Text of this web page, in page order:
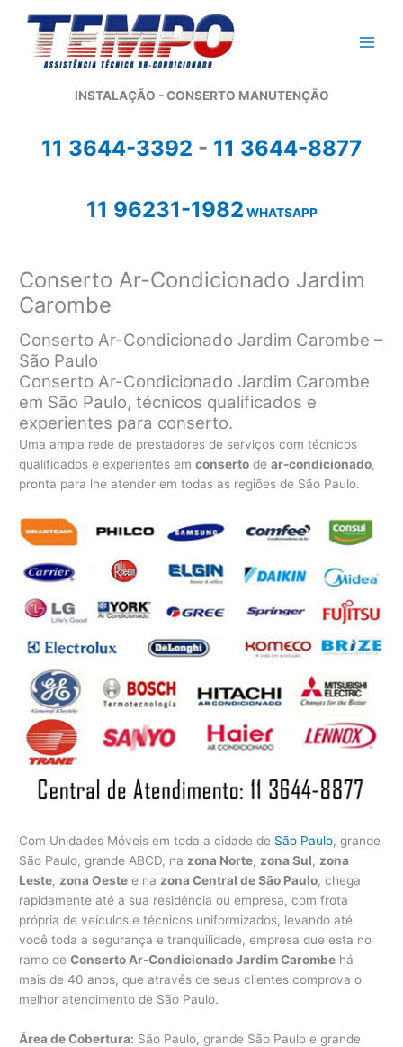
conteúdo
INSTALAÇÃO - CONSERTO MANUTENÇÃO
11 3644-3392 - 11 3644-8877
11 96231-1982 WHATSAPP
Conserto Ar-Condicionado Jardim
Carombe
Conserto Ar-Condicionado Jardim Carombe –
São Paulo
Conserto Ar-Condicionado Jardim Carombe
em São Paulo, técnicos qualificados e
experientes para conserto.
Uma ampla rede de prestadores de serviços com técnicos
qualificados e experientes emconserto dear-condicionado,
pronta para lhe atender em todas as regiões de São Paulo.
Com Unidades Móveis em toda a cidade de São Paulo, grande
São Paulo, grande ABCD, na zona Norte, zona Sul, zona
Leste, zona Oeste e na zona Central de São Paulo, chega
rapidamente até a sua residência ou empresa, com frota
própria de veículos e técnicos uniformizados, levando até
você toda a segurança e tranquilidade, empresa que esta no
ramo deConserto Ar-Condicionado Jardim Carombe há
mais de 40 anos, que através de seus clientes comprova o
melhor atendimento de São Paulo.
Área de Cobertura: São Paulo, grande São Paulo e grande